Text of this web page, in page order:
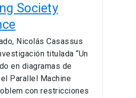
Society
Nicolás Casassus
titulada “Un
en diagramas de
Parallel Machine
con restricciones